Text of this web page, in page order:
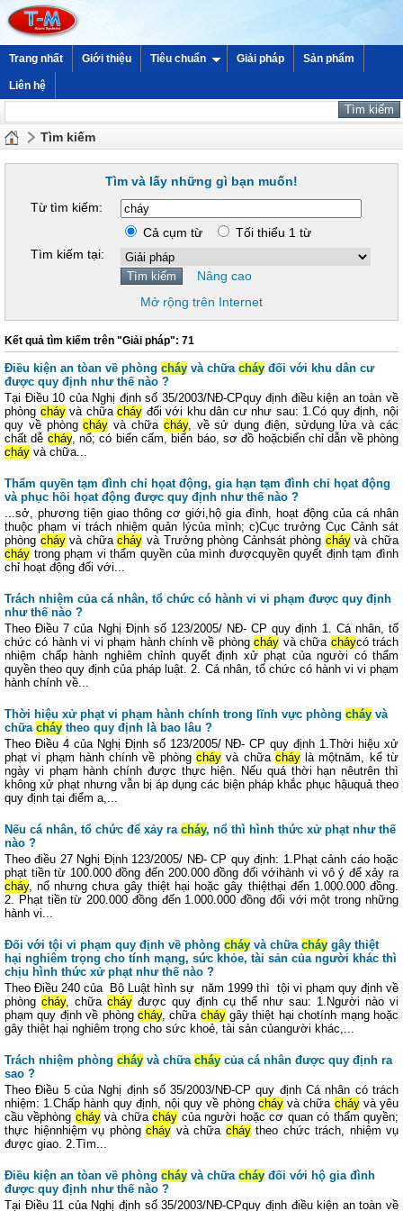
Trang nhất Giới thiệu Tiêu chuẩn Giải pháp Sản phẩm
Liên hệ
Tìm kiếm
Tìm và lấy những gì bạn muốn!
Từ tìm kiếm:
Cả cụm từ
Tối thiểu 1 từ
Tìm kiếm tại:
Nâng cao
Mở rộng trên Internet
Kết quả tìm kiếm trên "Giải pháp": 71
Điều kiện an tòan về phòng cháy và chữa cháy đối với khu dân cư
được quy định như thế nào ?
Tại Điều 10 của Nghị định số 35/2003/NĐ-CPquy định điều kiện an toàn về
phòng cháyvà chữacháy đối với khu dân cư như sau: 1.Có quy định, nội
quy về phòngcháy và chữa cháy, về sử dụng điện, sửdụng lửa và các
chất dễ cháy, nổ; có biển cấm, biển báo, sơ đồ hoặcbiển chỉ dẫn về phòng
cháy và chữa...
Thẩm quyền tạm đình chỉ họat động, gia hạn tạm đình chỉ họat động
và phục hồi họat động được quy định như thế nào ?
...sở, phương tiện giao thông cơ giới,hộ gia đình, hoạt động của cá nhân
thuộc phạm vi trách nhiệm quản lýcủa mình; c)Cục trưởng Cục Cảnh sát
phòng cháyvà chữacháy và Trưởng phòng Cảnhsát phòng cháyvà chữa
cháy trong phạm vi thẩm quyền của mình đượcquyền quyết định tạm đình
chỉ hoạt động đối với...
Trách nhiệm của cá nhân, tổ chức có hành vi vi phạm được quy định
như thế nào ?
Theo Điều 7 của Nghị Định số 123/2005/ NĐ- CP quy định 1. Cá nhân, tổ
chức có hành vi vi phạm hành chính về phòngcháy và chữa cháycó trách
nhiệm chấp hành nghiêm chỉnh quyết định xử phạt của người có thẩm
quyền theo quy định của pháp luật. 2. Cá nhân, tổ chức có hành vi vi phạm
hành chính về...
Thời hiệu xử phạt vi phạm hành chính trong lĩnh vực phòng cháy và
chữa cháy theo quy định là bao lâu ?
Theo Điều 4 của Nghị Định số 123/2005/ NĐ- CP quy định 1.Thời hiệu xử
phạt vi phạm hành chính về phòng cháy và chữa cháylà mộtnăm, kể từ
ngày vi phạm hành chính được thực hiện. Nếu quá thời hạn nêutrên thì
không xử phạt nhưng vẫn bị áp dụng các biện pháp khắc phục hậuquả theo
quy định tại điểm a,...
Nếu cá nhân, tổ chức để xảy ra cháy, nổ thì hình thức xử phạt như thế
nào ?
Theo điều 27 Nghị Định 123/2005/ NĐ- CP quy định: 1.Phạt cảnh cáo hoặc
phạt tiền từ 100.000 đồng đến 200.000 đồng đối vớihành vi vô ý để xảy ra
cháy, nổ nhưng chưa gây thiệt hại hoặc gây thiệthại đến 1.000.000 đồng.
2. Phạt tiền từ 200.000 đồng đến 1.000.000 đồng đối với một trong những
hành vi...
Đối với tội vi phạm quy định về phòng cháy và chữa cháy gây thiệt
hại nghiêm trọng cho tính mạng, sức khỏe, tài sản của người khác thì
chịu hình thức xử phạt như thế nào ?
Theo Điều 240 của Bộ Luật hình sự năm 1999 thì tội vi phạm quy định về
phòng cháy, chữa cháy được quy định cụ thể như sau: 1.Người nào vi
phạm quy định về phòng cháy, chữa cháygây thiệt hại chotính mạng hoặc
gây thiệt hại nghiêm trọng cho sức khoẻ, tài sản củangười khác,...
Trách nhiệm phòng cháy và chữa cháy của cá nhân được quy định ra
sao ?
Theo Điều 5 của Nghị định số 35/2003/NĐ-CP quy định Cá nhân có trách
nhiệm: 1.Chấp hành quy định, nội quy về phòng cháyvà chữa cháyvà yêu
cầu vềphòng cháyvà chữacháy của người hoặc cơ quan có thẩm quyền;
thực hiệnnhiệm vụ phòng cháy và chữa cháytheo chức trách, nhiệm vụ
được giao. 2.Tìm...
Điều kiện an tòan về phòng cháy và chữa cháy đối với hộ gia đình
được quy định như thế nào ?
Tại Điều 11 của Nghị định số 35/2003/NĐ-CPquy định điều kiện an toàn về